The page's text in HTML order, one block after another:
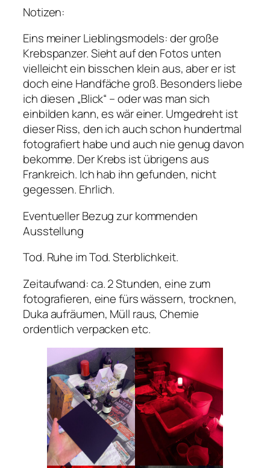
Notizen:
Eins meiner Lieblingsmodels: der große
Krebspanzer. Sieht auf den Fotos unten
vielleicht ein bisschen klein aus, aber er ist
doch eine Handfäche groß. Besonders liebe
ich diesen „Blick“ – oder was man sich
einbilden kann, es wär einer. Umgedreht ist
dieser Riss, den ich auch schon hundertmal
fotografiert habe und auch nie genug davon
bekomme. Der Krebs ist übrigens aus
Frankreich. Ich hab ihn gefunden, nicht
gegessen. Ehrlich.
Eventueller Bezug zur kommenden
Ausstellung
Tod. Ruhe im Tod. Sterblichkeit.
Zeitaufwand: ca. 2 Stunden, eine zum
fotografieren, eine fürs wässern, trocknen,
Duka aufräumen, Müll raus, Chemie
ordentlich verpacken etc.